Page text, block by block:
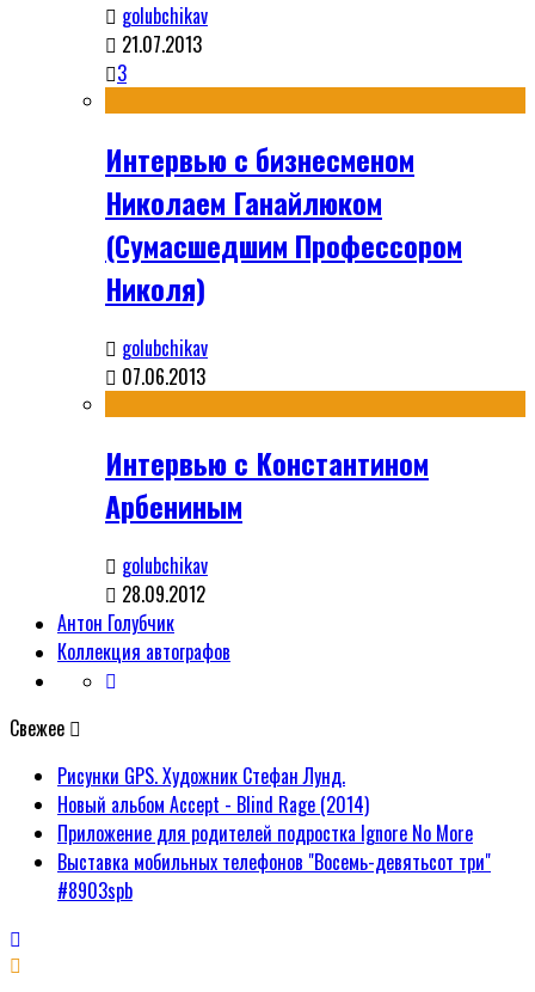
golubchikav
21.07.2013
3
Интервью с бизнесменом
Николаем Ганайлюком
(Сумасшедшим Профессором
Николя)
golubchikav
07.06.2013
Интервью с Константином
Арбениным
golubchikav
28.09.2012
Антон Голубчик
Коллекция автографов
Свежее
Рисунки GPS. Художник Стефан Лунд.
Новый альбом Accept - Blind Rage (2014)
Приложение для родителей подростка Ignore No More
Выставка мобильных телефонов "Восемь-девятьсот три"
#8903spb